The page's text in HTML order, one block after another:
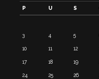
P U S
3 4 5
10 11 12
17 18 19
24 25 26